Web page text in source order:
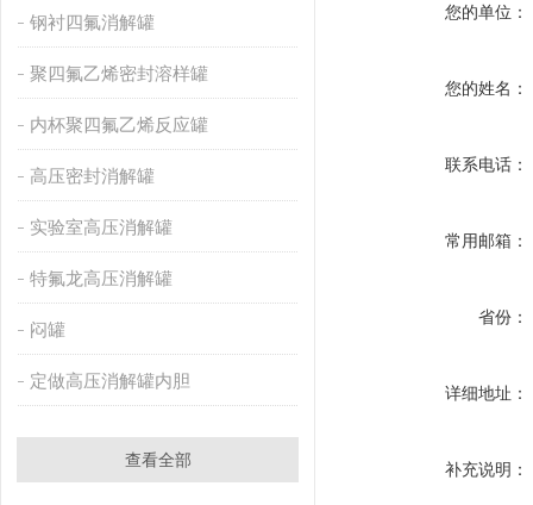
钢衬四氟消解罐
聚四氟乙烯密封溶样罐
内杯聚四氟乙烯反应罐
高压密封消解罐
实验室高压消解罐
特氟龙高压消解罐
闷罐
定做高压消解罐内胆
查看全部
您的单位：
您的姓名：
联系电话：
常用邮箱：
省份：
详细地址：
补充说明：